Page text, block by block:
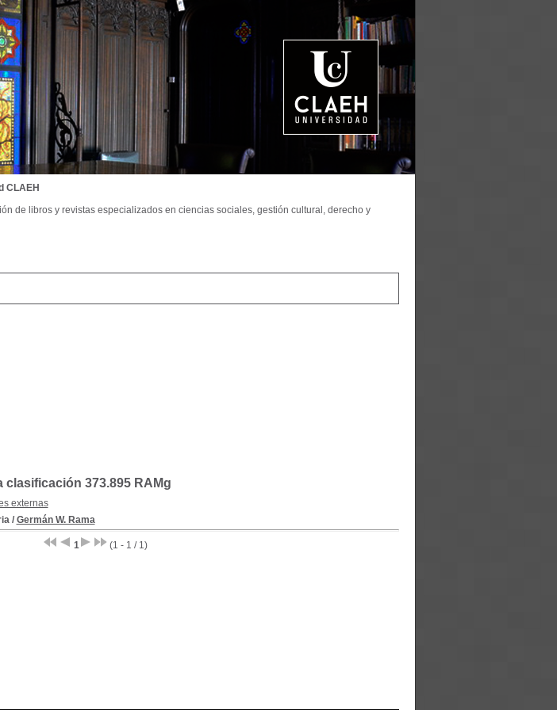
373.895 RAMg
externas
/ Germán W. Rama
1 (1 - 1 / 1)
CLAEH
de libros y revistas especializados en ciencias sociales, gestión cultural, derecho y